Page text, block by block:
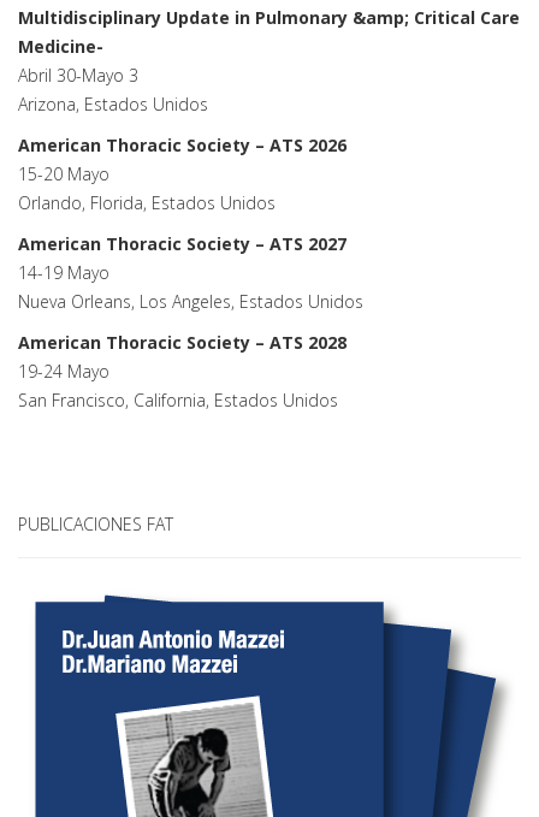
Multidisciplinary Update in Pulmonary &amp; Critical Care
Medicine-
Abril 30-Mayo 3
Arizona, Estados Unidos
American Thoracic Society – ATS 2026
15-20 Mayo
Orlando, Florida, Estados Unidos
American Thoracic Society – ATS 2027
14-19 Mayo
Nueva Orleans, Los Angeles, Estados Unidos
American Thoracic Society – ATS 2028
19-24 Mayo
San Francisco, California, Estados Unidos
PUBLICACIONES FAT